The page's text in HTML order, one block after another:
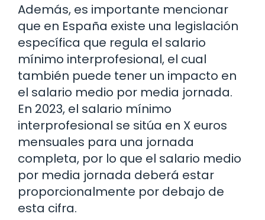
Además, es importante mencionar
que en España existe una legislación
específica que regula el salario
mínimo interprofesional, el cual
también puede tener un impacto en
el salario medio por media jornada.
En 2023, el salario mínimo
interprofesional se sitúa en X euros
mensuales para una jornada
completa, por lo que el salario medio
por media jornada deberá estar
proporcionalmente por debajo de
esta cifra.